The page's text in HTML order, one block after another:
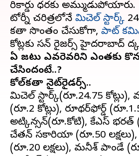
రికార్డు ధరకు అమ్ముడుపోయారు.
టోర్నీ చరిత్రలోనే మిచెల్ స్టార్క్
కతా సొంతం చేసుకోగా, పాట్
ఏ జట్టు ఎవరెవరిని ఎంతకు
చేసిందంటే..?
కోల్‌క‌తా నైట్‌రైడ‌ర్స్..
మిచెల్ స్టార్క్(రూ.24.75
(రూ.2 కోట్లు), రూథర్‌ఫోర్డ్
అట్కిన్సన్(రూ.కోటి), కేఎస్ భ‌ర‌త్
చేత‌న్ స‌కారియా (రూ.50
(రూ.20 లక్షలు), మ‌నీశ్ పాండే